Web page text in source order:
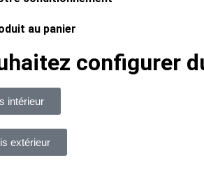
au panier
configurer
intérieur
extérieur